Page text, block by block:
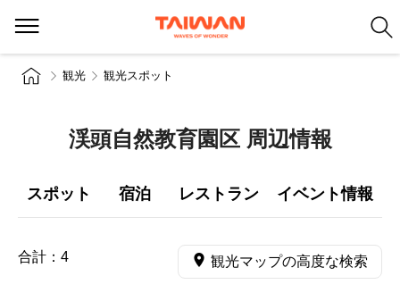
観光 観光スポット
渓頭自然教育園区 周辺情報
スポット 宿泊 レストラン イベント情報
合計： 4 観光マップの高度な検索